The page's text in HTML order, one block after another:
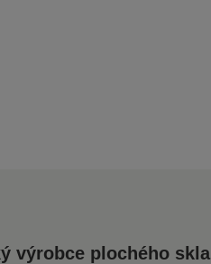
výrobce plochého skla